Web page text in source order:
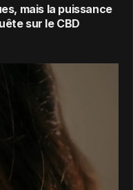
mais la puissance
sur le CBD